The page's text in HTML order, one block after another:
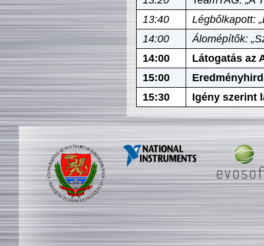
13:40
Légbőlkapott:
14:00
Álomépítők:
14:00
Látogatás az
15:00
15:30
Igény szerint